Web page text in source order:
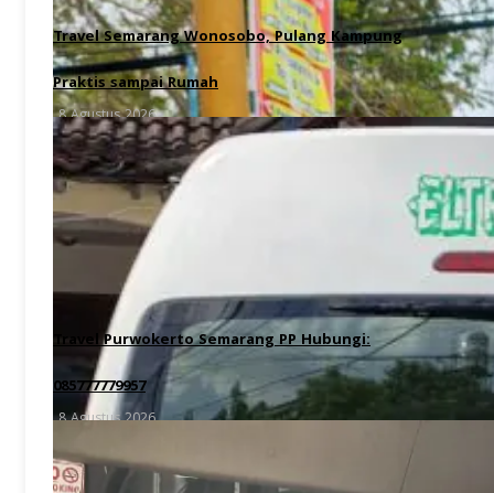
Travel Semarang Wonosobo, Pulang Kampung
Praktis sampai Rumah
8 Agustus 2026
Travel Purwokerto Semarang PP Hubungi:
085777779957
8 Agustus 2026